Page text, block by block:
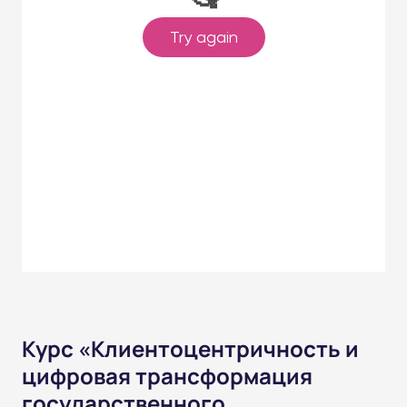
Курс «Клиентоцентричность и
цифровая трансформация